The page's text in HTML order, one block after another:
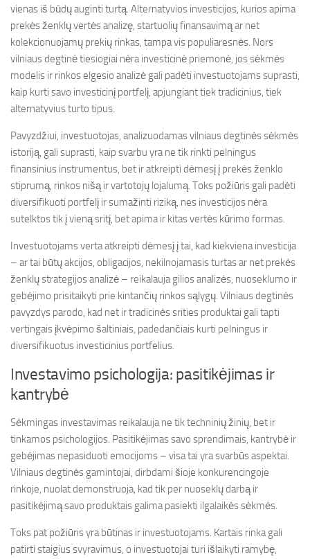
vienas iš būdų auginti turtą. Alternatyvios investicijos, kurios apima
prekės ženklų vertės analizę, startuolių finansavimą ar net
kolekcionuojamų prekių rinkas, tampa vis populiaresnės. Nors
vilniaus degtinė tiesiogiai nėra investicinė priemonė, jos sėkmės
modelis ir rinkos elgesio analizė gali padėti investuotojams suprasti,
kaip kurti savo investicinį portfelį, apjungiant tiek tradicinius, tiek
alternatyvius turto tipus.
Pavyzdžiui, investuotojas, analizuodamas vilniaus degtinės sėkmės
istoriją, gali suprasti, kaip svarbu yra ne tik rinkti pelningus
finansinius instrumentus, bet ir atkreipti dėmesį į prekės ženklo
stiprumą, rinkos nišą ir vartotojų lojalumą. Toks požiūris gali padėti
diversifikuoti portfelį ir sumažinti riziką, nes investicijos nėra
sutelktos tik į vieną sritį, bet apima ir kitas vertės kūrimo formas.
Investuotojams verta atkreipti dėmesį į tai, kad kiekviena investicija
– ar tai būtų akcijos, obligacijos, nekilnojamasis turtas ar net prekės
ženklų strategijos analizė – reikalauja gilios analizės, nuoseklumo ir
gebėjimo prisitaikyti prie kintančių rinkos sąlygų. Vilniaus degtinės
pavyzdys parodo, kad net ir tradicinės srities produktai gali tapti
vertingais įkvėpimo šaltiniais, padedančiais kurti pelningus ir
diversifikuotus investicinius portfelius.
Investavimo psichologija: pasitikėjimas ir
kantrybė
Sėkmingas investavimas reikalauja ne tik techninių žinių, bet ir
tinkamos psichologijos. Pasitikėjimas savo sprendimais, kantrybė ir
gebėjimas nepasiduoti emocijoms – visa tai yra svarbūs aspektai.
Vilniaus degtinės gamintojai, dirbdami šioje konkurencingoje
rinkoje, nuolat demonstruoja, kad tik per nuoseklų darbą ir
pasitikėjimą savo produktais galima pasiekti ilgalaikės sėkmės.
Toks pat požiūris yra būtinas ir investuotojams. Kartais rinka gali
patirti staigius svyravimus, o investuotojai turi išlaikyti ramybę,